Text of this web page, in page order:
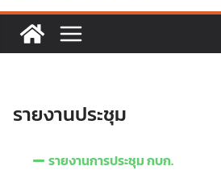
(กรอ.) กลุ่มจังหวัดภาคใ
1/2569
รายงานประชุม
รายงานการประชุม กบก.